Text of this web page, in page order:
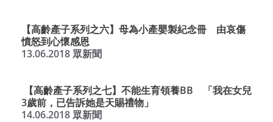
【高齡產子系列之六】母為小產嬰製紀念冊 由哀傷
憤怒到心懷感恩
13.06.2018 眾新聞
【高齡產子系列之七】不能生育領養BB 「我在女兒
3歲前，已告訴她是天賜禮物」
14.06.2018 眾新聞